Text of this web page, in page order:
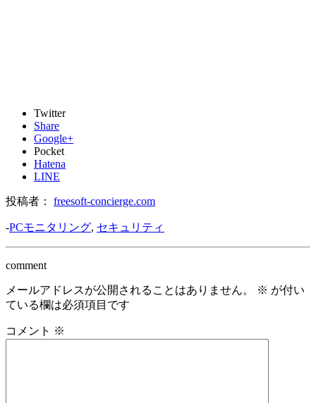
Twitter
Share
Google+
Pocket
Hatena
LINE
投稿者： freesoft-concierge.com
-PCモニタリング, セキュリティ
comment
メールアドレスが公開されることはありません。 ※ が付い
ている欄は必須項目です
コメント ※